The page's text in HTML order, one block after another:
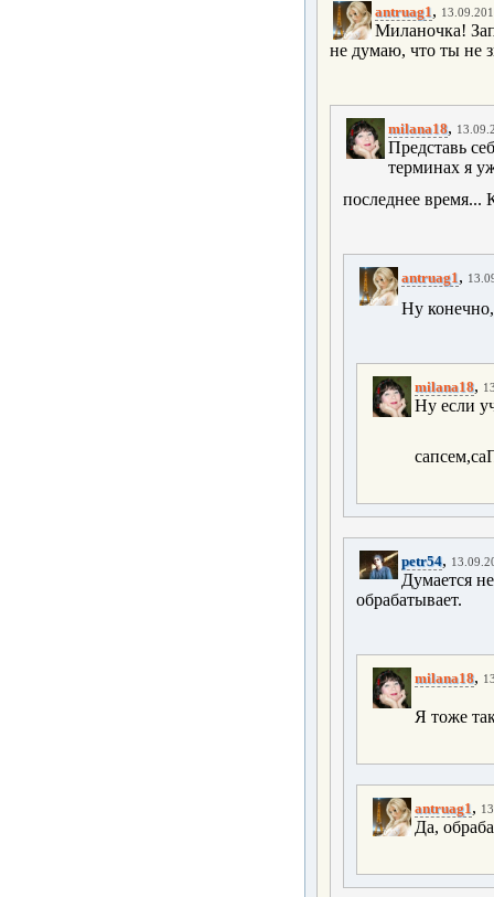
antruag1,
Миланочка!
не думаю, что ты не
milana18,
Представь
терминах я
последнее время...
antruag1,
Ну конечно,
milana18,
Ну если
petr54,
Думается
обрабатывает.
milana18,
Я тоже
antruag1,
Да,